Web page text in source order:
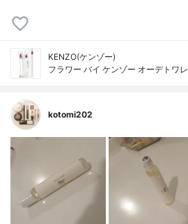
KENZO(ケンゾー)
フラワー バイ ケンゾー オーデトワレ
kotomi202